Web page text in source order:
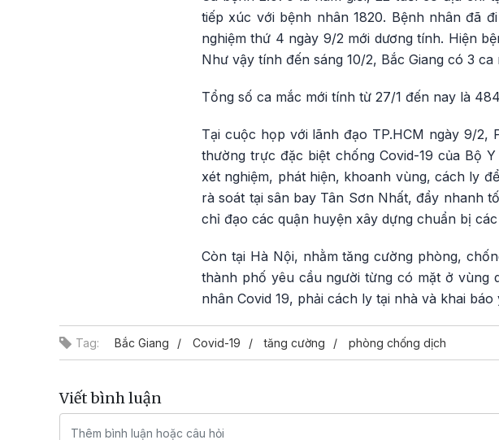
tiếp xúc với bệnh nhân 1820. Bệnh nhân đã
nghiệm thứ 4 ngày 9/2 mới dương tính. Hiện
Như vậy tính đến sáng 10/2, Bắc Giang có 3
Tổng số ca mắc mới tính từ 27/1 đến nay là
Tại cuộc họp với lãnh đạo TP.HCM ngày 9/
thường trực đặc biệt chống Covid-19 của Bộ
xét nghiệm, phát hiện, khoanh vùng, cách ly
rà soát tại sân bay Tân Sơn Nhất, đẩy nhanh
chỉ đạo các quận huyện xây dựng chuẩn bị
Còn tại Hà Nội, nhằm tăng cường phòng,
thành phố yêu cầu người từng có mặt ở vùng
nhân Covid 19, phải cách ly tại nhà và khai báo
Tag: Bắc Giang Covid-19 tăng cường phòng chống dịch
Viết bình luận